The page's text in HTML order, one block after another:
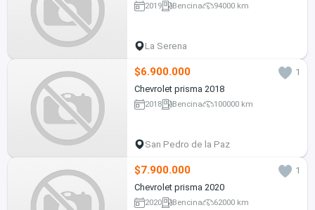
2019 Bencina 94000 km
La Serena
$6.900.000
1
Chevrolet prisma 2018
2018 Bencina 100000 km
San Pedro de la Paz
$7.900.000
1
Chevrolet prisma 2020
2020 Bencina 62000 km